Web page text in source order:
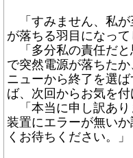
「すみません、私が
が落ちる羽目になって
「多分私の責任だと
で突然電源が落ちた
ニューから終了を選
ば、次回からお気を付
「本当に申し訳あ
装置にエラーが無い
くお待ちください。」